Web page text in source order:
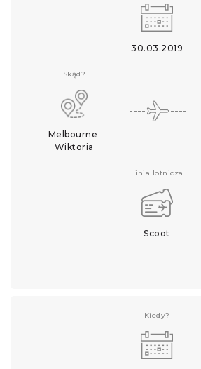
30.03.2019
Skąd?
Melbourne
Wiktoria
Linia lotnicza
Scoot
Kiedy?